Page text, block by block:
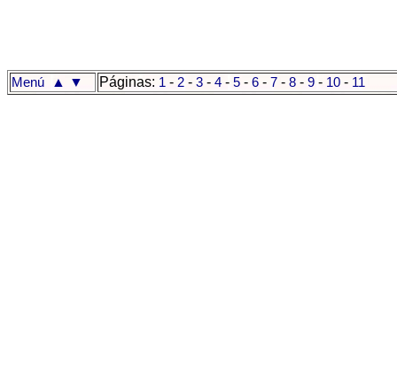
Menú ▲ ▼ Páginas: 1 - 2 - 3 - 4 - 5 - 6 - 7 - 8 - 9 - 10 - 11